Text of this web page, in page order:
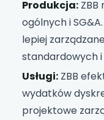
Produkcja:
ogólnych i
lepiej
standardowych i
Usługi: ZBB
wydatków
projektowe